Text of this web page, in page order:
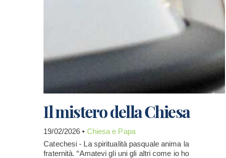
Il mistero della Chiesa
19/02/2026 • Chiesa e Papa
Catechesi - La spiritualità pasquale anima la
fraternità. “Amatevi gli uni gli altri come io ho